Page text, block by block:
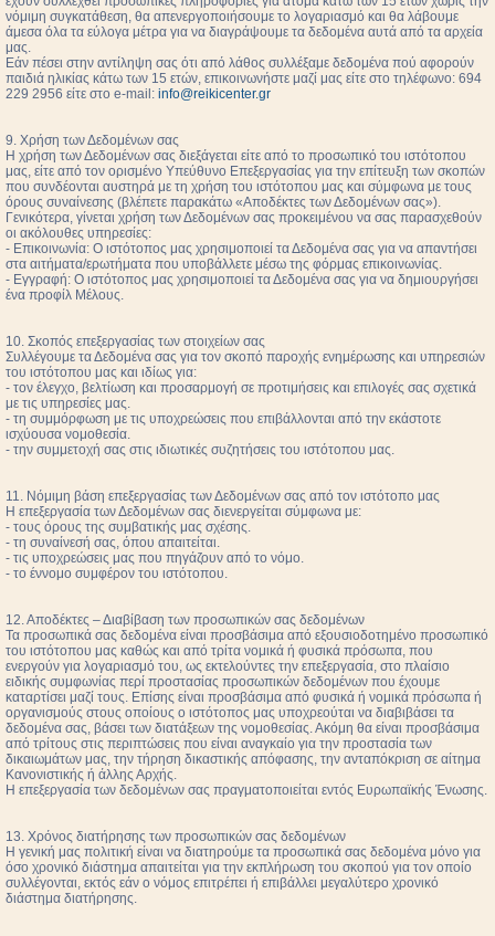
νόμιμη συγκατάθεση, θα απενεργοποιήσουμε το λογαριασμό και θα λάβουμε
άμεσα όλα τα εύλογα μέτρα για να διαγράψουμε τα δεδομένα αυτά από τα αρχεία
μας.
Εάν πέσει στην αντίληψη σας ότι από λάθος συλλέξαμε δεδομένα πού αφορούν
παιδιά ηλικίας κάτω των 15 ετών, επικοινωνήστε μαζί μας είτε στο τηλέφωνο: 694
229 2956 είτε στο e-mail: info@reikicenter.gr
9. Χρήση των Δεδομένων σας
Η χρήση των Δεδομένων σας διεξάγεται είτε από το προσωπικό του ιστότοπου
μας, είτε από τον ορισμένο Υπεύθυνο Επεξεργασίας για την επίτευξη των σκοπών
που συνδέονται αυστηρά με τη χρήση του ιστότοπου μας και σύμφωνα με τους
όρους συναίνεσης (βλέπετε παρακάτω «Αποδέκτες των Δεδομένων σας»).
Γενικότερα, γίνεται χρήση των Δεδομένων σας προκειμένου να σας παρασχεθούν
οι ακόλουθες υπηρεσίες:
- Επικοινωνία: Ο ιστότοπος μας χρησιμοποιεί τα Δεδομένα σας για να απαντήσει
στα αιτήματα/ερωτήματα που υποβάλλετε μέσω της φόρμας επικοινωνίας.
- Εγγραφή: Ο ιστότοπος μας χρησιμοποιεί τα Δεδομένα σας για να δημιουργήσει
ένα προφίλ Μέλους.
10. Σκοπός επεξεργασίας των στοιχείων σας
Συλλέγουμε τα Δεδομένα σας για τον σκοπό παροχής ενημέρωσης και υπηρεσιών
του ιστότοπου μας και ιδίως για:
- τον έλεγχο, βελτίωση και προσαρμογή σε προτιμήσεις και επιλογές σας σχετικά
με τις υπηρεσίες μας.
- τη συμμόρφωση με τις υποχρεώσεις που επιβάλλονται από την εκάστοτε
ισχύουσα νομοθεσία.
- την συμμετοχή σας στις ιδιωτικές συζητήσεις του ιστότοπου μας.
11. Νόμιμη βάση επεξεργασίας των Δεδομένων σας από τον ιστότοπο μας
Η επεξεργασία των Δεδομένων σας διενεργείται σύμφωνα με:
- τους όρους της συμβατικής μας σχέσης.
- τη συναίνεσή σας, όπου απαιτείται.
- τις υποχρεώσεις μας που πηγάζουν από το νόμο.
- το έννομο συμφέρον του ιστότοπου.
12. Αποδέκτες – Διαβίβαση των προσωπικών σας δεδομένων
Τα προσωπικά σας δεδομένα είναι προσβάσιμα από εξουσιοδοτημένο προσωπικό
του ιστότοπου μας καθώς και από τρίτα νομικά ή φυσικά πρόσωπα, που
ενεργούν για λογαριασμό του, ως εκτελούντες την επεξεργασία, στο πλαίσιο
ειδικής συμφωνίας περί προστασίας προσωπικών δεδομένων που έχουμε
καταρτίσει μαζί τους. Επίσης είναι προσβάσιμα από φυσικά ή νομικά πρόσωπα ή
οργανισμούς στους οποίους ο ιστότοπος μας υποχρεούται να διαβιβάσει τα
δεδομένα σας, βάσει των διατάξεων της νομοθεσίας. Ακόμη θα είναι προσβάσιμα
από τρίτους στις περιπτώσεις που είναι αναγκαίο για την προστασία των
δικαιωμάτων μας, την τήρηση δικαστικής απόφασης, την ανταπόκριση σε αίτημα
Κανονιστικής ή άλλης Αρχής.
Η επεξεργασία των δεδομένων σας πραγματοποιείται εντός Ευρωπαϊκής Ένωσης.
13. Χρόνος διατήρησης των προσωπικών σας δεδομένων
Η γενική μας πολιτική είναι να διατηρούμε τα προσωπικά σας δεδομένα μόνο για
όσο χρονικό διάστημα απαιτείται για την εκπλήρωση του σκοπού για τον οποίο
συλλέγονται, εκτός εάν ο νόμος επιτρέπει ή επιβάλλει μεγαλύτερο χρονικό
διάστημα διατήρησης.